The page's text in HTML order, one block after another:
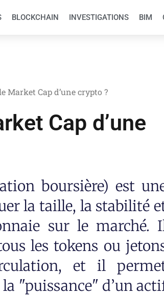
BLOCKCHAIN INVESTIGATIONS BIM
Market Cap d’une crypto ?
Cap d’une
boursière) est
la taille, la stabilité
sur le marché.
les tokens ou
et il
"puissance" d’un